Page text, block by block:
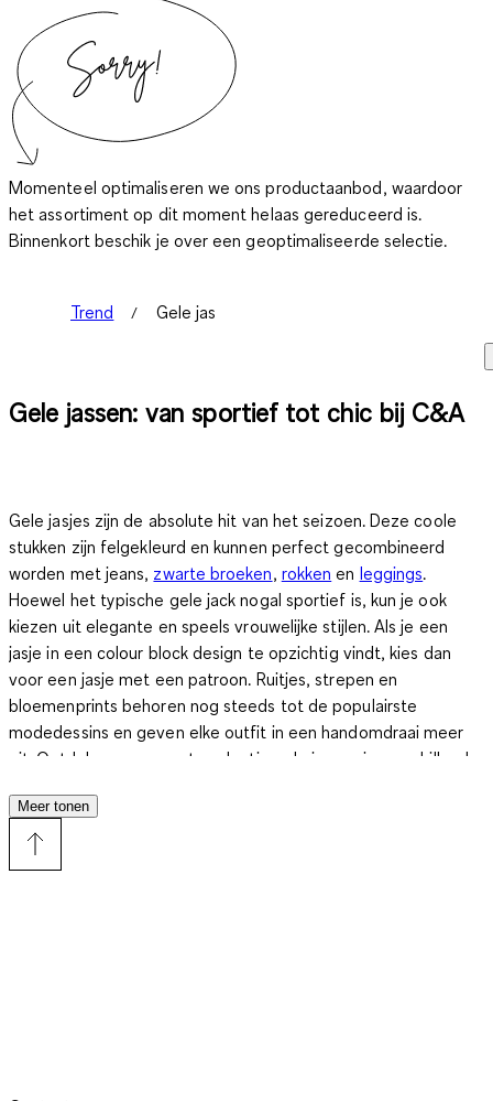
Momenteel optimaliseren we ons productaanbod, waardoor
het assortiment op dit moment helaas gereduceerd is.
Binnenkort beschik je over een geoptimaliseerde selectie.
Trend Gele jas
Gele jassen: van sportief tot chic bij C&A
Gele jasjes zijn de absolute hit van het seizoen. Deze coole
stukken zijn felgekleurd en kunnen perfect gecombineerd
worden met jeans, zwarte broeken, rokken en leggings.
Hoewel het typische gele jack nogal sportief is, kun je ook
kiezen uit elegante en speels vrouwelijke stijlen. Als je een
jasje in een colour block design te opzichtig vindt, kies dan
voor een jasje met een patroon. Ruitjes, strepen en
bloemenprints behoren nog steeds tot de populairste
modedessins en geven elke outfit in een handomdraai meer
pit. Ontdek nu onze grote selectie gele jassen in verschillende
jas voor heren, maar ook voor kinderen. Sla dus vandaag je
slag en koop al je regenkleding en ontdek nog veel meer
Meer tonen